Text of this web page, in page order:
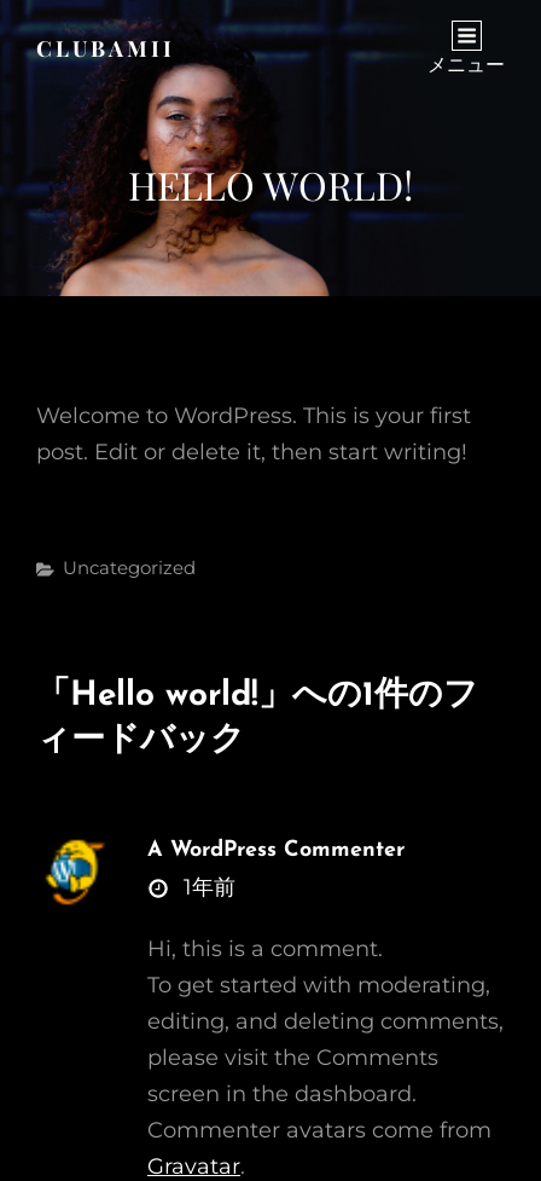
CLUBAMII
メニュー
HELLO WORLD!
Welcome to WordPress. This is your first
post. Edit or delete it, then start writing!
カ
ー
Uncategorized
「 Hello world!」への1件のフ
ィードバック
A WordPress Commenter
さ
の
発
言:
1年前
Hi, this is a comment.
To get started with moderating,
editing, and deleting comments,
please visit the Comments
screen in the dashboard.
Commenter avatars come from
Gravatar.